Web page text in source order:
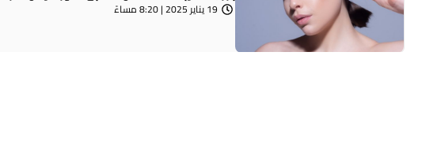
19 يناير 2025 | 8:20 مساءً